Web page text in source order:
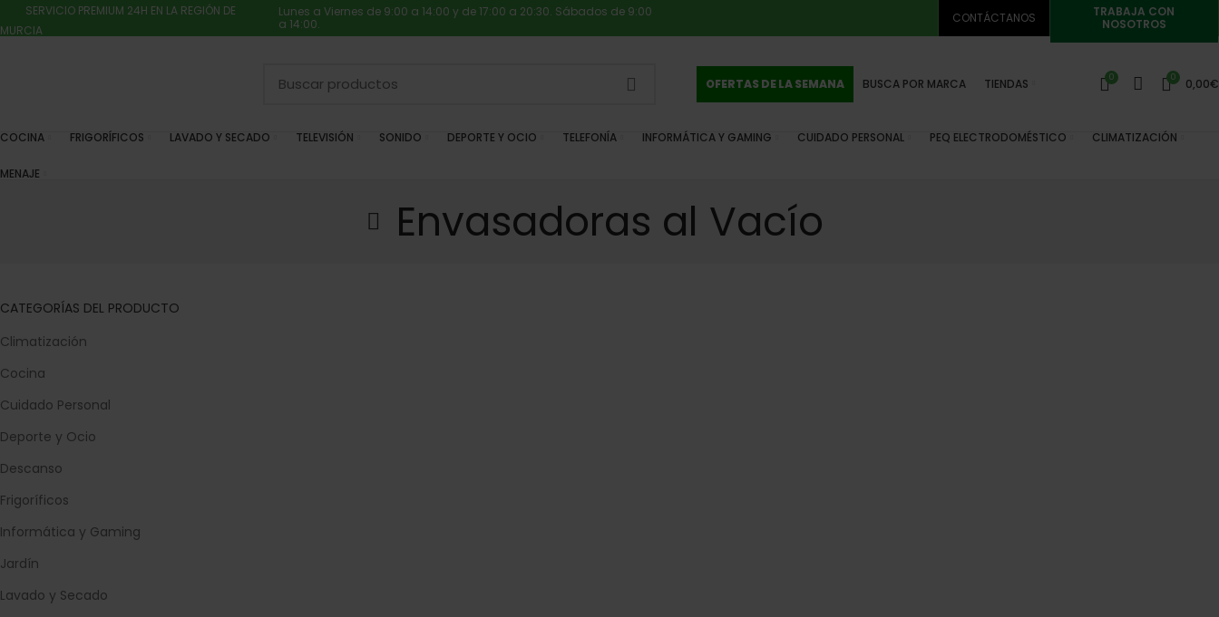
SERVICIO PREMIUM 24H EN LA REGIÓN DE
MURCIA
Lunes a Viernes de 9:00 a 14:00 y de 17:00 a 20:30. Sábados de 9:00
a 14:00.
CONTÁCTANOS
TRABAJA CON
NOSOTROS
OFERTAS DE LA SEMANA BUSCA POR MARCA TIENDAS 0 0 0,00€
COCINA FRIGORÍFICOS LAVADO Y SECADO TELEVISIÓN SONIDO DEPORTE Y OCIO TELEFONÍA INFORMÁTICA Y GAMING CUIDADO PERSONAL PEQ ELECTRODOMÉSTICO CLIMATIZACIÓN
MENAJE
Envasadoras al Vacío
CATEGORÍAS DEL PRODUCTO
Climatización
Cocina
Cuidado Personal
Deporte y Ocio
Descanso
Frigoríficos
Informática y Gaming
Jardín
Lavado y Secado